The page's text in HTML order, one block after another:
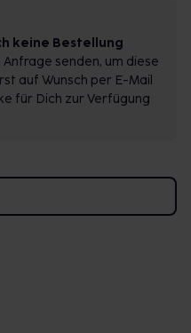
keine Bestellung
senden, um diese
auf Wunsch per E-Mail
für Dich zur Verfügung